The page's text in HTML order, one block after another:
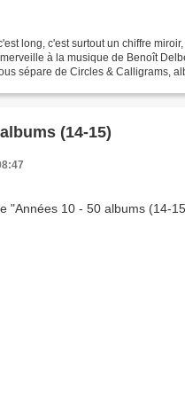
long, c'est surtout un chiffre
à la musique de Benoît
sépare de Circles & Calligrams,
(14-15)